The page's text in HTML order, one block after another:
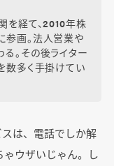
を経て、2010年株
画。法人営業や
。その後ライター
数多く手掛けてい
は、電話でしか解
ウザいじゃん。し